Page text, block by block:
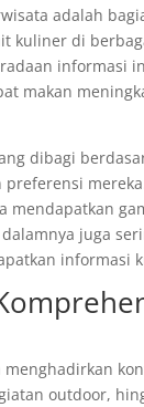
adalah
kuliner di
informasi
makan
dibagi
juga
informasi
outdoor,